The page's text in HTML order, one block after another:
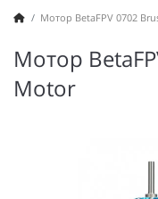
Мотор BetaFPV 0702
Мотор
Motor